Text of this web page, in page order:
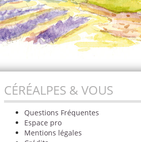
CÉRÉALPES & VOUS
Questions Fréquentes
Espace pro
Mentions légales